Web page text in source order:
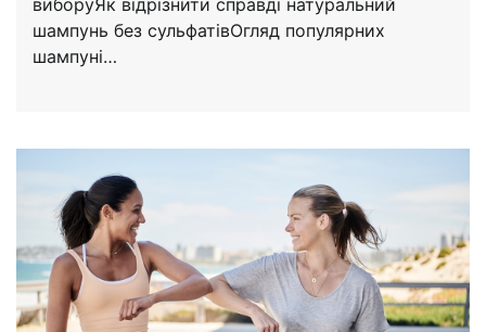
виборуЯк відрізнити справді натуральний
шампунь без сульфатівОгляд популярних
шампуні…